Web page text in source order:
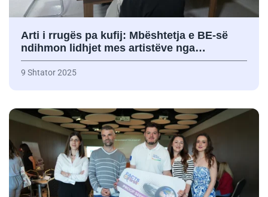
Arti i rrugës pa kufij: Mbështetja e BE-së
ndihmon lidhjet mes artistëve nga…
9 Shtator 2025